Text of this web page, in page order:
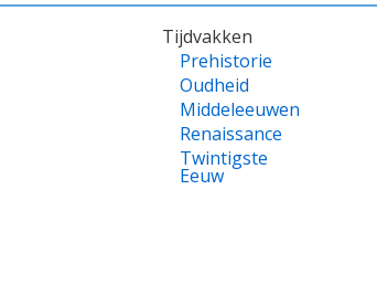
Tijdvakken
Prehistorie
Oudheid
Middeleeuwen
Renaissance
Twintigste
Eeuw